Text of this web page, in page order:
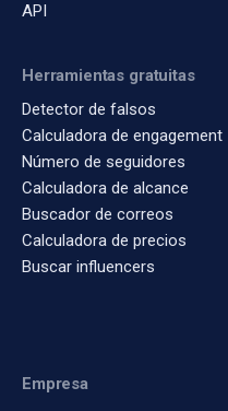
API
Herramientas gratuitas
Detector de falsos
Calculadora de engagement
Número de seguidores
Calculadora de alcance
Buscador de correos
Calculadora de precios
Buscar influencers
Empresa